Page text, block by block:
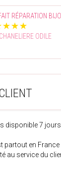
RÉPARATION
ODILE
disponible 7
partout en France
au service du